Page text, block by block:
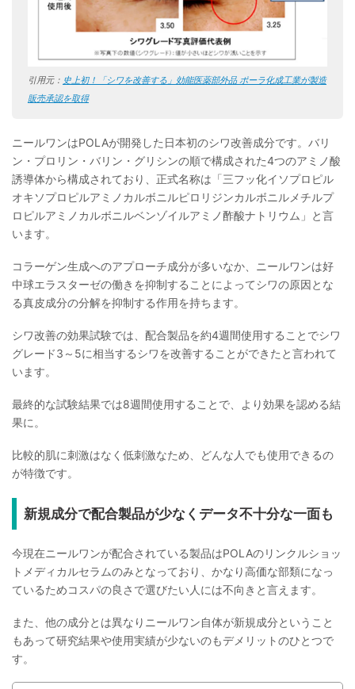
引用元： 史上初！「シワを改善する」効能医薬部外品 ポーラ化成工業が製造
販売承認を取得
ニールワンはPOLAが開発した日本初のシワ改善成分です。バリ
ン・プロリン・バリン・グリシンの順で構成された4つのアミノ酸
誘導体から構成されており、正式名称は「三フッ化イソプロピル
オキソプロピルアミノカルボニルピロリジンカルボニルメチルプ
ロピルアミノカルボニルベンゾイルアミノ酢酸ナトリウム」と言
います。
コラーゲン生成へのアプローチ成分が多いなか、ニールワンは好
中球エラスターゼの働きを抑制することによってシワの原因とな
る真皮成分の分解を抑制する作用を持ちます。
シワ改善の効果試験では、配合製品を約4週間使用することでシワ
グレード3～5に相当するシワを改善することができたと言われて
います。
最終的な試験結果では8週間使用することで、より効果を認める結
果に。
比較的肌に刺激はなく低刺激なため、どんな人でも使用できるの
が特徴です。
新規成分で配合製品が少なくデータ不十分な一面も
今現在ニールワンが配合されている製品はPOLAのリンクルショッ
トメディカルセラムのみとなっており、かなり高価な部類になっ
ているためコスパの良さで選びたい人には不向きと言えます。
また、他の成分とは異なりニールワン自体が新規成分ということ
もあって研究結果や使用実績が少ないのもデメリットのひとつで
す。